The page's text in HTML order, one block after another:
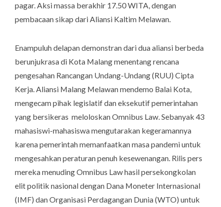
pagar. Aksi massa berakhir 17.50 WITA, dengan
pembacaan sikap dari Aliansi Kaltim Melawan.
Enampuluh delapan demonstran dari dua aliansi berbeda
berunjukrasa di Kota Malang menentang rencana
pengesahan Rancangan Undang-Undang (RUU) Cipta
Kerja. Aliansi Malang Melawan mendemo Balai Kota,
mengecam pihak legislatif dan eksekutif pemerintahan
yang bersikeras meloloskanOmnibus Law. Sebanyak 43
mahasiswi-mahasiswa mengutarakan kegeramannya
karena pemerintah memanfaatkan masa pandemi untuk
mengesahkan peraturan penuh kesewenangan. Rilis pers
mereka menudingOmnibus Lawhasil persekongkolan
elit politik nasional dengan Dana Moneter Internasional
(IMF) dan Organisasi Perdagangan Dunia (WTO) untuk